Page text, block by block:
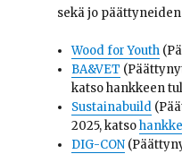
sekä jo päättyneiden
Wood for Youth
BA&VET
katso hankkeen
Sustainabuild
2025, katso
DIG-CON